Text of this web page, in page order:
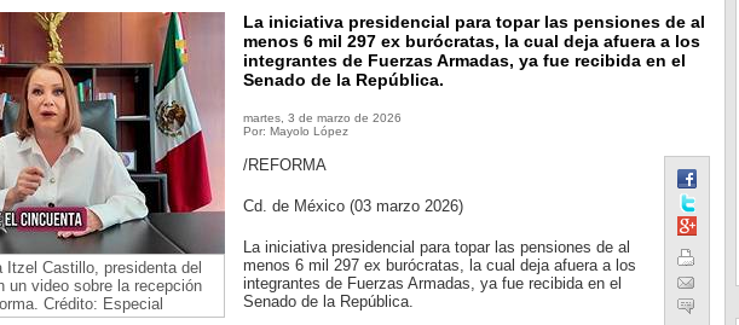
Itzel Castillo, presidenta del
un video sobre la recepción
Crédito: Especial
La iniciativa presidencial para topar las pensiones de al
menos 6 mil 297 ex burócratas, la cual deja afuera a los
integrantes de Fuerzas Armadas, ya fue recibida en el
Senado de la República.
martes, 3 de marzo de 2026
Por: Mayolo López
/REFORMA
Cd. de México (03 marzo 2026)
La iniciativa presidencial para topar las pensiones de al
menos 6 mil 297 ex burócratas, la cual deja afuera a los
integrantes de Fuerzas Armadas, ya fue recibida en el
Senado de la República.